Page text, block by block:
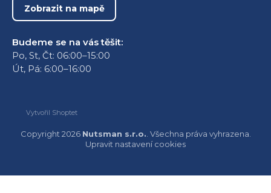
Zobrazit na mapě
Budeme se na vás těšit:
Po, St, Čt: 06:00–15:00
Út, Pá: 6:00–16:00
Vytvořil Shoptet
Copyright 2026 Nutsman s.r.o. . Všechna práva vyhrazena.
Upravit nastavení cookies